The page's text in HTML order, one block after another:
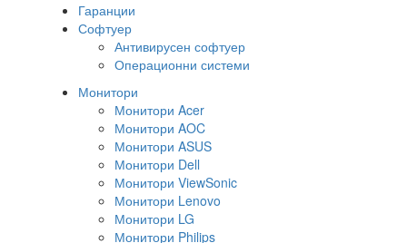
Гаранции
Софтуер
Антивирусен софтуер
Операционни системи
Монитори
Монитори Acer
Монитори AOC
Монитори ASUS
Монитори Dell
Монитори ViewSonic
Монитори Lenovo
Монитори LG
Монитори Philips